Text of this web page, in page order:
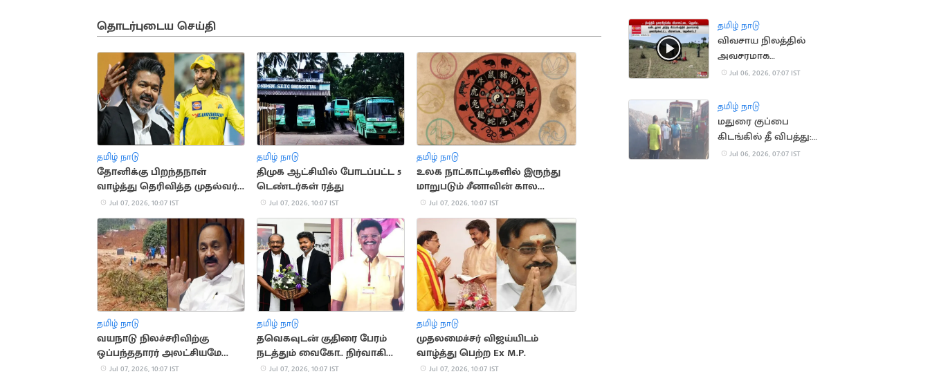
தொடர்புடைய செய்தி
தமிழ் நாடு
தோனிக்கு பிறந்தநாள்
வாழ்த்து தெரிவித்த முதல்வர்
விஜய்
Jul 07, 2026, 10:07 IST
தமிழ் நாடு
திமுக ஆட்சியில் போடப்பட்ட 5
டெண்டர்கள் ரத்து
Jul 07, 2026, 10:07 IST
தமிழ் நாடு
உலக நாட்காட்டிகளில் இருந்து
மாறுபடும் சீனாவின் கால
கணிப்பு முறை
Jul 07, 2026, 10:07 IST
தமிழ் நாடு
வயநாடு நிலச்சரிவிற்கு
ஒப்பந்ததாரர் அலட்சியமே
காரணம்: கேரளா முதல்வர்
Jul 07, 2026, 10:07 IST
தமிழ் நாடு
தவெகவுடன் குதிரை பேரம்
நடத்தும் வைகோ.. நிர்வாகி
குற்றச்சாட்டு
Jul 07, 2026, 10:07 IST
தமிழ் நாடு
முதலமைச்சர் விஜய்யிடம்
வாழ்த்து பெற்ற Ex M.P.
Jul 07, 2026, 10:07 IST
தமிழ் நாடு
விவசாய நிலத்தில்
அவசரமாக
தரையிறங்கிய
ஹெலிகாப்டர்
Jul 06, 2026, 07:07 IST
தமிழ் நாடு
மதுரை குப்பை
கிடங்கில் தீ விபத்து:
இரண்டாம் நாளாக புகை
Jul 06, 2026, 07:07 IST